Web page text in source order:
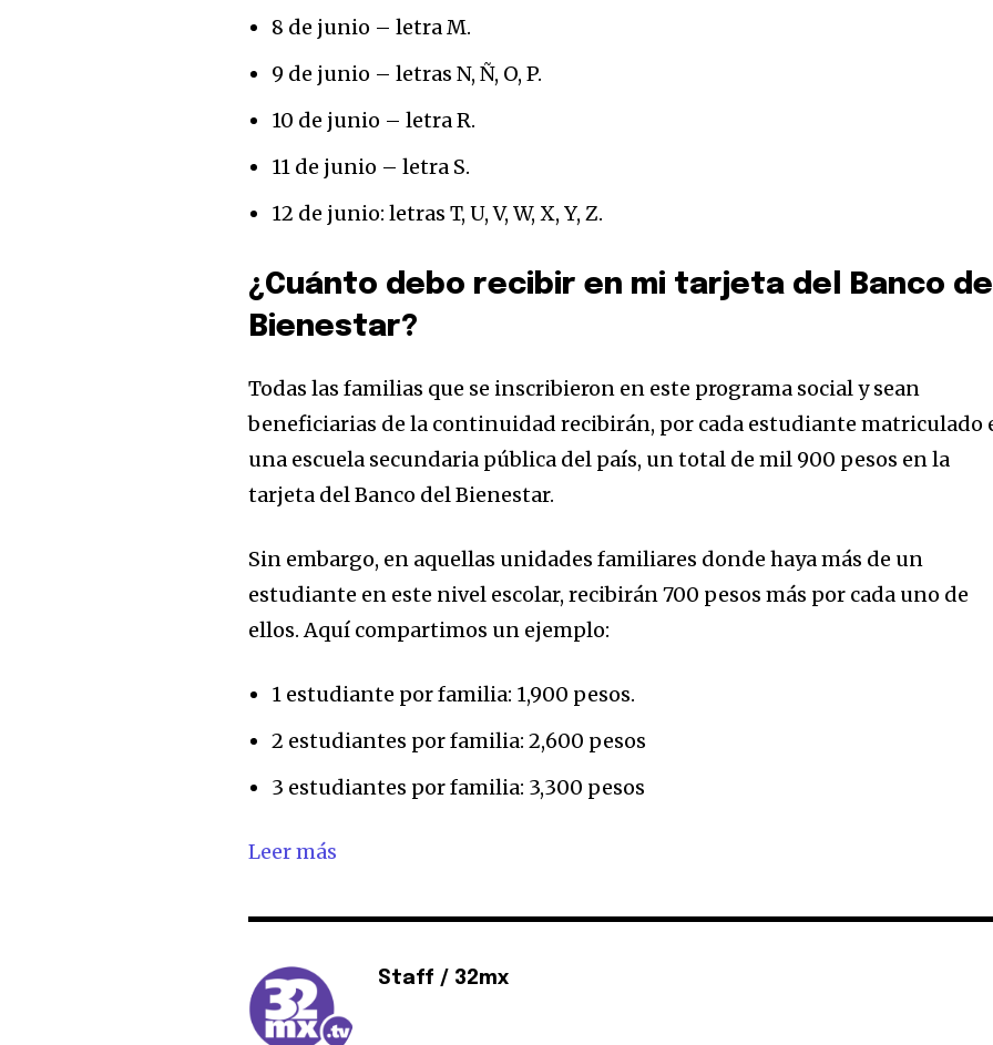
privacidad y no enviaremos correo basura a tu INBOX. Tu información
está segura con nosotros.
32,111
8 de junio – letra M.
9 de junio – letras N, Ñ, O, P.
10 de junio – letra R.
11 de junio – letra S.
12 de junio: letras T, U, V, W, X, Y, Z.
¿Cuánto debo recibir en mi tarjeta del Banco del
Bienestar?
Todas las familias que se inscribieron en este programa social y sean
beneficiarias de la continuidad recibirán, por cada estudiante matriculado
una escuela secundaria pública del país, un total de mil 900 pesos en la
tarjeta del Banco del Bienestar.
Sin embargo, en aquellas unidades familiares donde haya más de un
estudiante en este nivel escolar, recibirán 700 pesos más por cada uno de
ellos. Aquí compartimos un ejemplo:
1 estudiante por familia: 1,900 pesos.
2 estudiantes por familia: 2,600 pesos
3 estudiantes por familia: 3,300 pesos
Leer más
Staff / 32mx